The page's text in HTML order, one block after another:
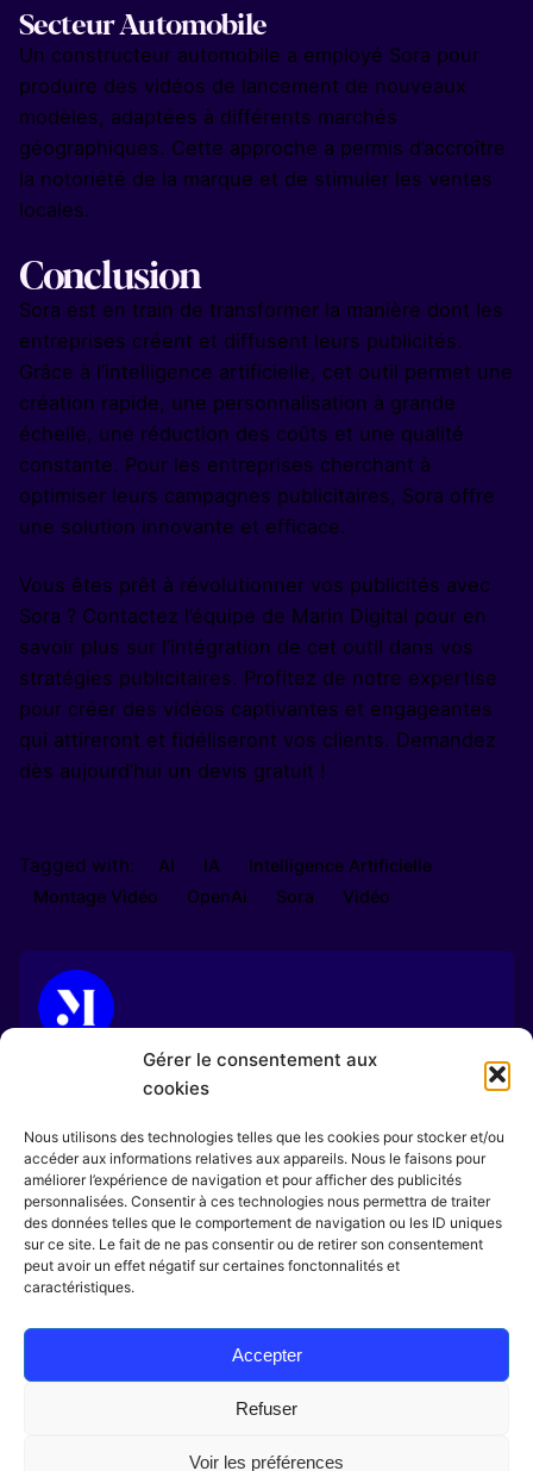
Gérer le consentement aux
cookies
Nous utilisons des technologies telles que les cookies pour stocker et/ou
accéder aux informations relatives aux appareils. Nous le faisons pour
améliorer l’expérience de navigation et pour afficher des publicités
personnalisées. Consentir à ces technologies nous permettra de traiter
des données telles que le comportement de navigation ou les ID uniques
sur ce site. Le fait de ne pas consentir ou de retirer son consentement
peut avoir un effet négatif sur certaines fonctonnalités et
caractéristiques.
Accepter
Refuser
Voir les préférences
Secteur Automobile
Un constructeur automobile a employé Sora pour
produire des vidéos de lancement de nouveaux
modèles, adaptées à différents marchés
géographiques. Cette approche a permis d’accroître
la notoriété de la marque et de stimuler les ventes
locales.
Conclusion
Sora est en train de transformer la manière dont les
entreprises créent et diffusent leurs publicités.
Grâce à l’intelligence artificielle, cet outil permet une
création rapide, une personnalisation à grande
échelle, une réduction des coûts et une qualité
constante. Pour les entreprises cherchant à
optimiser leurs campagnes publicitaires, Sora offre
une solution innovante et efficace.
Vous êtes prêt à révolutionner vos publicités avec
Sora ? Contactez l’équipe de Marin Digital pour en
savoir plus sur l’intégration de cet outil dans vos
stratégies publicitaires. Profitez de notre expertise
pour créer des vidéos captivantes et engageantes
qui attireront et fidéliseront vos clients. Demandez
dès aujourd’hui un devis gratuit !
Tagged with: AI IA
Intelligence Artificielle
Montage Vidéo
OpenAi Sora Vidéo
Marin Digital Agency
http://marindesign.eu
Next Post
Les Techniques de Montage Vidéo au Sein de l’Agence